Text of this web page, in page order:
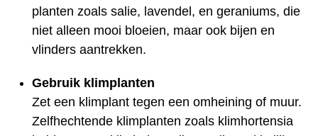
planten zoals salie, lavendel, en geraniums, die
niet alleen mooi bloeien, maar ook bijen en
vlinders aantrekken.
Gebruik klimplanten
Zet een klimplant tegen een omheining of muur.
Zelfhechtende klimplanten zoals klimhortensia